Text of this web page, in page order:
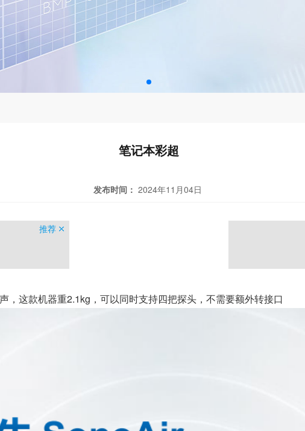
笔记本彩超
发布时间： 2024年11月04日
推荐
，这款机器重2.1kg，可以同时支持四把探头，不需要额外转接口